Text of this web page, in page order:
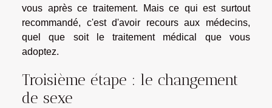
vous après ce traitement. Mais ce qui est surtout
recommandé, c'est d'avoir recours aux médecins,
quel que soit le traitement médical que vous
adoptez.
Troisième étape : le changement
de sexe